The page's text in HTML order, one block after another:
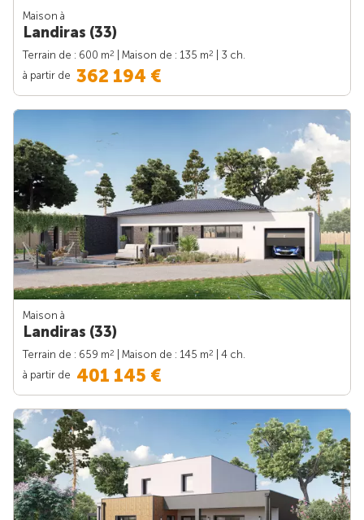
Maison à
Landiras (33)
Terrain de : 600 m2 | Maison de : 135 m2
| 3 ch.
à partir de 362 194 €
Maison à
Landiras (33)
Terrain de : 659 m2 | Maison de : 145 m2
| 4 ch.
à partir de 401 145 €